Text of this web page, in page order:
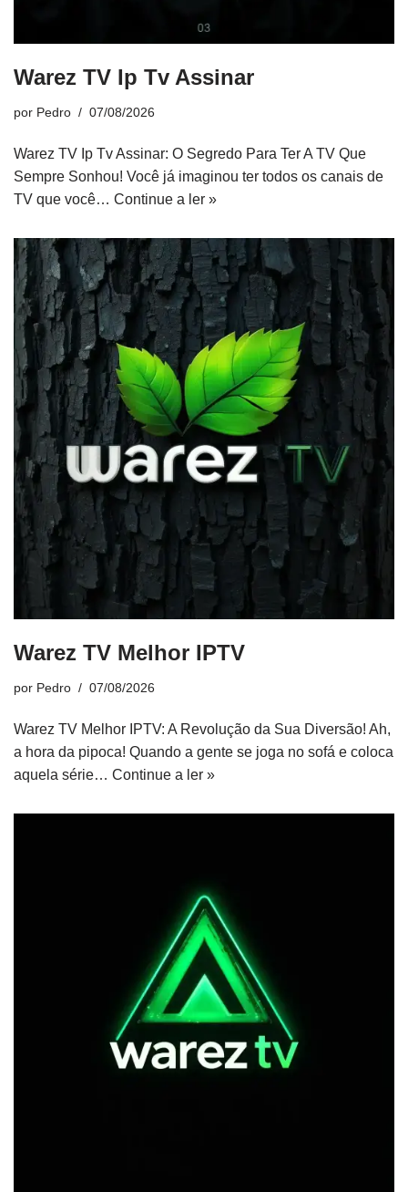
Warez TV Ip Tv Assinar
por Pedro 07/08/2026
Warez TV Ip Tv Assinar: O Segredo Para Ter A TV Que
Sempre Sonhou! Você já imaginou ter todos os canais de
TV que você… Continue a ler »
Warez TV Melhor IPTV
por Pedro 07/08/2026
Warez TV Melhor IPTV: A Revolução da Sua Diversão! Ah,
a hora da pipoca! Quando a gente se joga no sofá e coloca
aquela série… Continue a ler »